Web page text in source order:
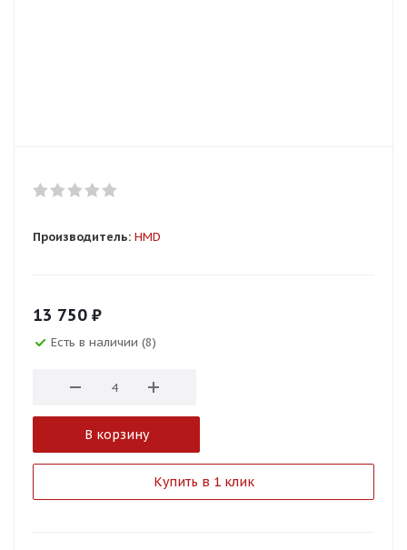
Производитель: HMD
13 750 ₽
Есть в наличии (8)
В корзину
Купить в 1 клик